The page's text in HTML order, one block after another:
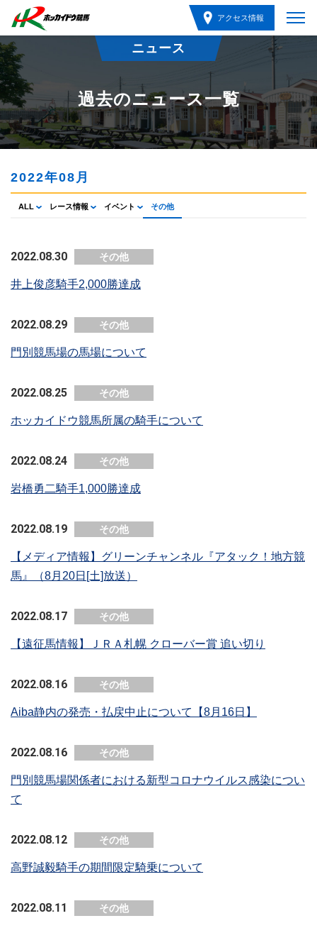
アクセス情報
ニュース
過去のニュース一覧
2022年08月
ALL レース情報 イベント その他
2022.08.30 その他
井上俊彦騎手2,000勝達成
2022.08.29 その他
門別競馬場の馬場について
2022.08.25 その他
ホッカイドウ競馬所属の騎手について
2022.08.24 その他
岩橋勇二騎手1,000勝達成
2022.08.19 その他
【メディア情報】グリーンチャンネル『アタック！地方競
馬』（8月20日[土]放送）
2022.08.17 その他
【遠征馬情報】ＪＲＡ札幌 クローバー賞 追い切り
2022.08.16 その他
Aiba静内の発売・払戻中止について【8月16日】
2022.08.16 その他
門別競馬場関係者における新型コロナウイルス感染につい
て
2022.08.12 その他
高野誠毅騎手の期間限定騎乗について
2022.08.11 その他